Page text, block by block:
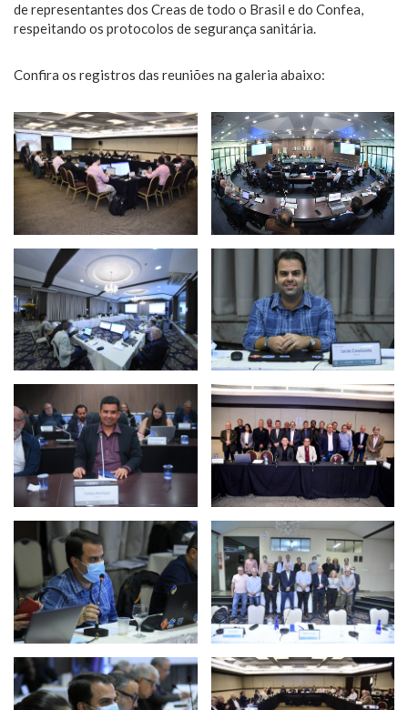
de representantes dos Creas de todo o Brasil e do Confea,
respeitando os protocolos de segurança sanitária.
Confira os registros das reuniões na galeria abaixo: